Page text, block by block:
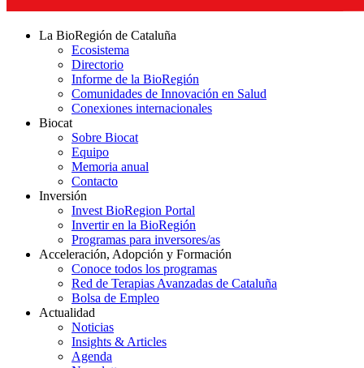
La BioRegión de Cataluña
Ecosistema
Directorio
Informe de la BioRegión
Comunidades de Innovación en Salud
Conexiones internacionales
Biocat
Sobre Biocat
Equipo
Memoria anual
Contacto
Inversión
Invest BioRegion Portal
Invertir en la BioRegión
Programas para inversores/as
Acceleración, Adopción y Formación
Conoce todos los programas
Red de Terapias Avanzadas de Cataluña
Bolsa de Empleo
Actualidad
Noticias
Insights & Articles
Agenda